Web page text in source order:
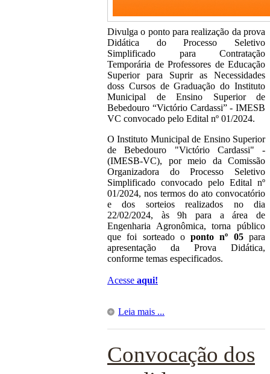
Divulga o ponto para realização da prova
Didática do Processo Seletivo
Simplificado para Contratação
Temporária de Professores de Educação
Superior para Suprir as Necessidades
doss Cursos de Graduação do Instituto
Municipal de Ensino Superior de
Bebedouro “Victório Cardassi” - IMESB
VC convocado pelo Edital nº 01/2024.
O Instituto Municipal de Ensino Superior
de Bebedouro "Victório Cardassi" -
(IMESB-VC), por meio da Comissão
Organizadora do Processo Seletivo
Simplificado convocado pelo Edital nº
01/2024, nos termos do ato convocatório
e dos sorteios realizados no dia
22/02/2024, às 9h para a área de
Engenharia Agronômica, torna público
que foi sorteado oponto nº 05para
apresentação da Prova Didática,
conforme temas especificados.
Acesse aqui!
Leia mais ...
Convocação dos